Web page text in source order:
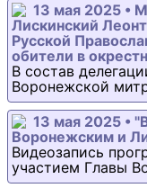
13 мая 2025 •
Лискинский
Русской
обители в
В состав
Воронежской
13 мая 2025 •
Воронежским и
Видеозапись
участием Главы